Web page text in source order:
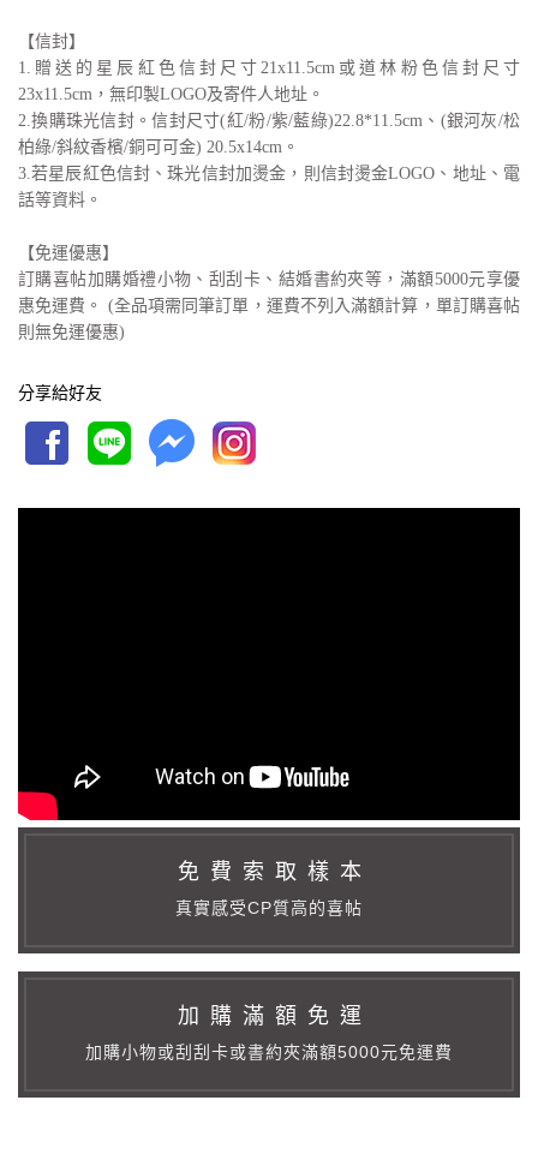
【信封】
1.贈送的星辰紅色信封尺寸21x11.5cm或道林粉色信封尺寸
23x11.5cm，無印製LOGO及寄件人地址。
2.換購珠光信封。信封尺寸(紅/粉/紫/藍綠)22.8*11.5cm、(銀河灰/松
柏綠/斜紋香檳/銅可可金) 20.5x14cm。
3.若星辰紅色信封、珠光信封加燙金，則信封燙金LOGO、地址、電
話等資料。
【免運優惠】
訂購喜帖加購婚禮小物、刮刮卡、結婚書約夾等，滿額5000元享優
惠免運費。 (全品項需同筆訂單，運費不列入滿額計算，單訂購喜帖
則無免運優惠)
分享給好友
免 費 索 取 樣 本
真實感受CP質高的喜帖
加 購 滿 額 免 運
加購小物或刮刮卡或書約夾滿額5000元免運費